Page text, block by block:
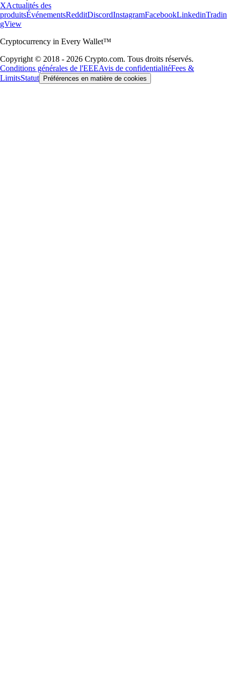
XActualités des
produitsÉvénementsRedditDiscordInstagramFacebookLinkedinTradin
gView
Cryptocurrency in Every Wallet™
Copyright © 2018 - 2026 Crypto.com. Tous droits réservés.
Conditions générales de l'EEEAvis de confidentialitéFees &
LimitsStatut Préférences en matière de cookies